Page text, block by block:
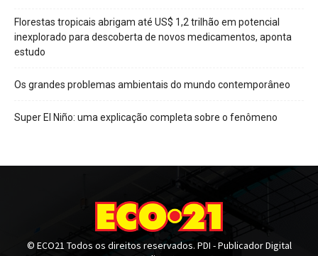
Florestas tropicais abrigam até US$ 1,2 trilhão em potencial
inexplorado para descoberta de novos medicamentos, aponta
estudo
Os grandes problemas ambientais do mundo contemporâneo
Super El Niño: uma explicação completa sobre o fenômeno
© ECO21 Todos os direitos reservados. PDI - Publicador Digital